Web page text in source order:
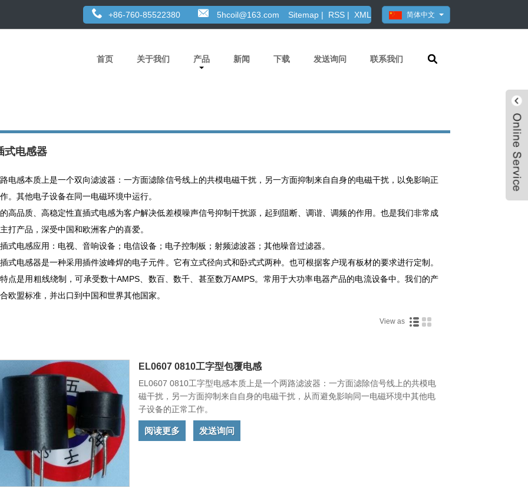
简体中文
+86-760-85522380 5hcoil@163.com Sitemap | RSS | XML
首页 关于我们 产品 新闻 下载 发送询问 联系我们
式电感器
电感本质上是一个双向滤波器：一方面滤除信号线上的共模电磁干扰，另一方面抑制来自自身的电磁干扰，以免影响正
。其他电子设备在同一电磁环境中运行。
高品质、高稳定性直插式电感为客户解决低差模噪声信号抑制干扰源，起到阻断、调谐、调频的作用。也是我们非常成
打产品，深受中国和欧洲客户的喜爱。
式电感应用：电视、音响设备；电信设备；电子控制板；射频滤波器；其他噪音过滤器。
式电感器是一种采用插件波峰焊的电子元件。它有立式径向式和卧式式两种。也可根据客户现有板材的要求进行定制。
点是用粗线绕制，可承受数十AMPS、数百、数千、甚至数万AMPS。常用于大功率电器产品的电流设备中。我们的产
欧盟标准，并出口到中国和世界其他国家。
View as
EL0607 0810工字型包覆电感
EL0607 0810工字型电感本质上是一个两路滤波器：一方面滤除信号线上的共模电
磁干扰，另一方面抑制来自自身的电磁干扰，从而避免影响同一电磁环境中其他电
子设备的正常工作。
阅读更多 发送询问